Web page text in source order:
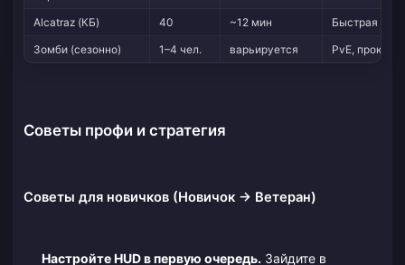
Alcatraz (КБ)
40 ~12 мин
Быстрая КБ
Зомби (сезонно)
1–4 чел. варьируется PvE,
Советы профи и стратегия
Советы для новичков (Новичок → Ветеран)
Настройте HUD в первую очередь. Зайдите в